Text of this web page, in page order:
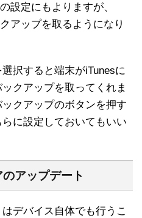
設定にもよりますが、
アップを取るようになり
択すると端末がiTunesに
クアップを取ってくれま
クアップのボタンを押す
に設定しておいてもいい
アップデート
デバイス自体でも行うこ